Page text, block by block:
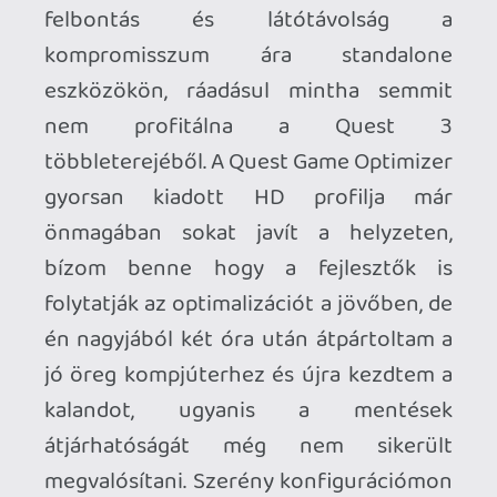
Miután tekintélyes mennyiségű
feketelevest zúdítottam szegény
Behemoth nyakába, furcsán hangozhat,
de annak ellenére is bátran ajánlom
megvételre, hogy nyikorognak a
fogaskerekek, valamint alapos
polírozásra szorul a játék harc- és a
fizikai rendszere. Értékelésnél nem
hagyhatom figyelmen kívül az árcímkét:
egy mai teljes áras játék melletti
összegnek alig több mint felét kérik a
nem túl eredeti, egyik elemében sem
különösebben kiemelkedő, de az éppen
csak vegetáló VR-szegmensben
kifejezetten hiánypótlónak számító
akcióorgiáért. A néhány főt számláló
független VR fejlesztőcsapatok
munkáinál még erősen repetitív jellege